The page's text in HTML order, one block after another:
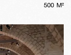
500 M²